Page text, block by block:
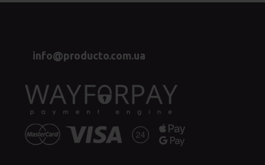
info@producto.com.ua